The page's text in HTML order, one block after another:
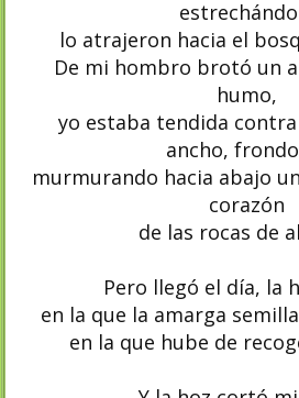
lo atrajeron hacia el
De mi hombro brotó un
humo,
yo estaba tendida
ancho,
murmurando hacia abajo
corazón
de las rocas de
Pero llegó el día, la
en la que la amarga
en la que hube de